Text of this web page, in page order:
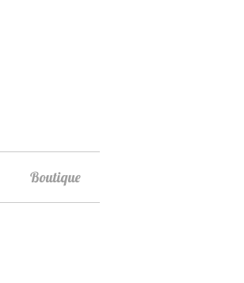
Boutique